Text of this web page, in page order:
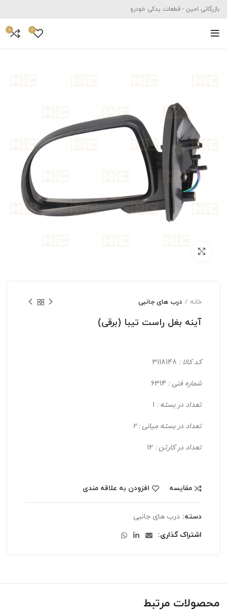
بازرگانی امین - قطعات یدکی خودرو
0
0
خانه درب های جانبی
آینه بغل راست تیبا (برقی)
کد کالا :
شماره فنی :
تعداد در بسته :
تعداد در بسته میانی : 2
تعداد در کارتن :
مقایسه افزودن به علاقه مندی
دسته: درب های جانبی
اشتراک گذاری
محصولات مرتبط